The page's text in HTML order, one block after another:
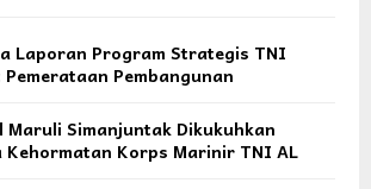
Laporan Program Strategis TNI
Pembangunan
Maruli Simanjuntak Dikukuhkan
Kehormatan Korps Marinir TNI AL